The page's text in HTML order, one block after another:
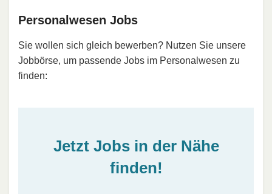
Personalwesen Jobs
Sie wollen sich gleich bewerben? Nutzen Sie unsere
Jobbörse, um passende Jobs im Personalwesen zu
finden:
Jetzt Jobs in der Nähe
finden!